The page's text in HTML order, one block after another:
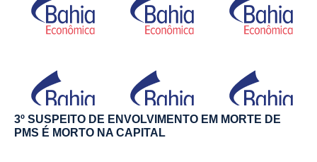
3º SUSPEITO DE ENVOLVIMENTO EM MORTE DE
PMS É MORTO NA CAPITAL